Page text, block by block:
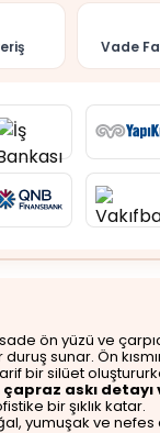
Vade
sade ön yüzü ve
sunar. Ön
bir silüet
askı detayı
bir şıklık katar.
yumuşak ve nefes